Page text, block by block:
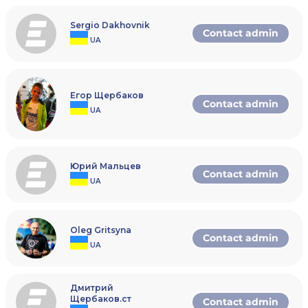
Дівчата до 11 років – максимум 8
Дівчата до 13 років – максимум 8
реєстрації гравці розподіляються по
вищезазначених категоріях відповідно
рейтингу ФСУ станом на 14.08.2024.
подання заявок меншої кількості
учасників – можливе скасування
Зверніть увагу на те, що з 2018 року всі
учасники офіційних змагань, що
ФСУ), повинні мати ліцензію гравця!
Докладно:
Sergio Dakhovnik
UA
Contact admin
Егор Щербаков
UA
Contact admin
Юрий Мальцев
UA
Contact admin
Oleg Gritsyna
UA
Contact admin
Дмитрий
Щербаков.ст
Contact admin